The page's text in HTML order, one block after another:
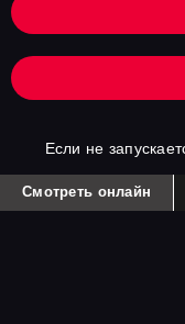
Если не
Смотреть онлайн